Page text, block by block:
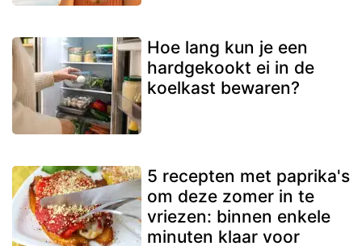
Hoe lang kun je een
hardgekookt ei in de
koelkast bewaren?
5 recepten met paprika's
om deze zomer in te
vriezen: binnen enkele
minuten klaar voor